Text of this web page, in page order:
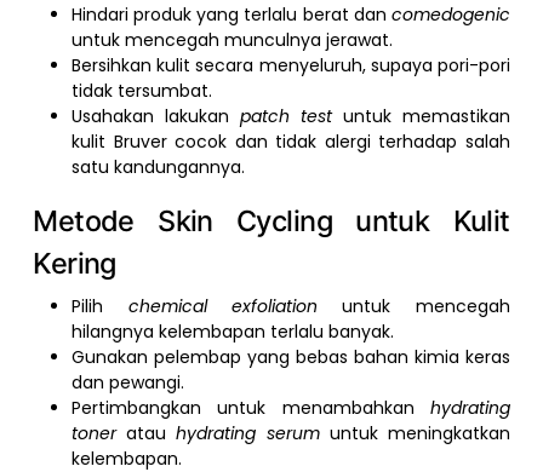
Hindari produk yang terlalu berat dan comedogenic
untuk mencegah munculnya jerawat.
Bersihkan kulit secara menyeluruh, supaya pori-pori
tidak tersumbat.
Usahakan lakukanpatch testuntuk memastikan
kulit Bruver cocok dan tidak alergi terhadap salah
satu kandungannya.
Metode Skin Cycling untuk Kulit
Kering
Pilih chemical exfoliation untuk mencegah
hilangnya kelembapan terlalu banyak.
Gunakan pelembap yang bebas bahan kimia keras
dan pewangi.
Pertimbangkan untuk menambahkan hydrating
toneratauhydrating serumuntuk meningkatkan
kelembapan.